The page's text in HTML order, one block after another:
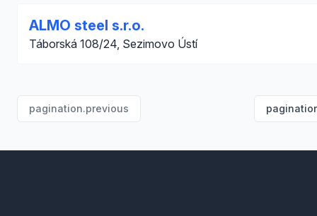
ALMO steel s.r.o.
Táborská 108/24, Sezimovo Ústí
pagination.previous